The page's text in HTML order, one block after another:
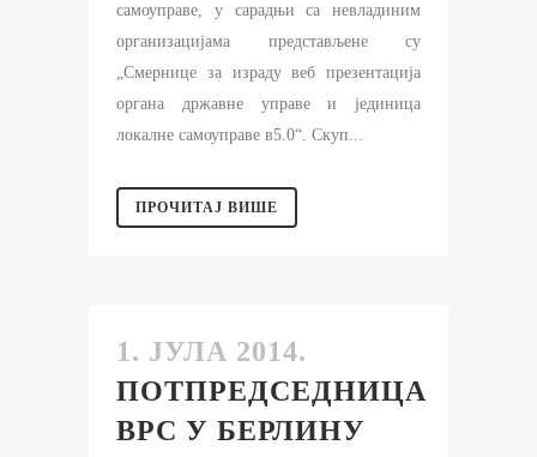
самоуправе, у сарадњи са невладиним
организацијама представљене су
„Смернице за израду веб презентација
органа државне управе и јединица
локалне самоуправе в5.0“. Скуп...
ПРОЧИТАЈ ВИШЕ
1. ЈУЛА 2014.
ПОТПРЕДСЕДНИЦА
ВРС У БЕРЛИНУ